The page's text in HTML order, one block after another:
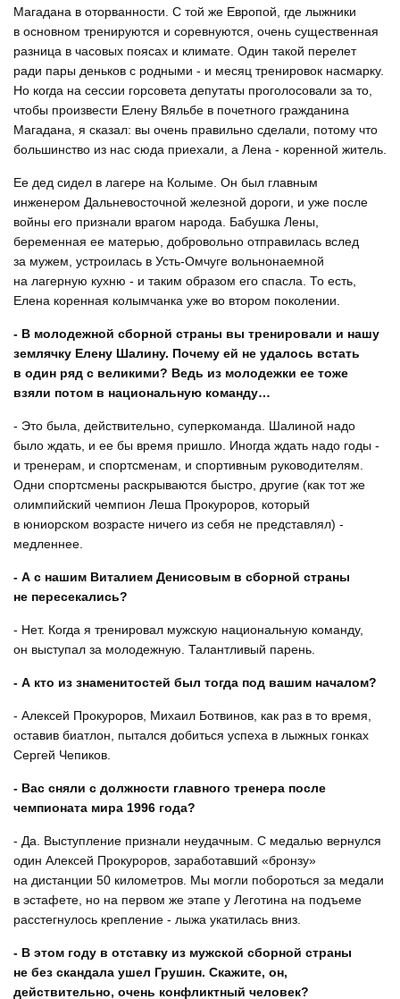
Магадана в оторванности. С той же Европой, где лыжники
в основном тренируются и соревнуются, очень существенная
разница в часовых поясах и климате. Один такой перелет
ради пары деньков с родными - и месяц тренировок насмарку.
Но когда на сессии горсовета депутаты проголосовали за то,
чтобы произвести Елену Вяльбе в почетного гражданина
Магадана, я сказал: вы очень правильно сделали, потому что
большинство из нас сюда приехали, а Лена - коренной житель.
Ее дед сидел в лагере на Колыме. Он был главным
инженером Дальневосточной железной дороги, и уже после
войны его признали врагом народа. Бабушка Лены,
беременная ее матерью, добровольно отправилась вслед
за мужем, устроилась в Усть-Омчуге вольнонаемной
на лагерную кухню - и таким образом его спасла. То есть,
Елена коренная колымчанка уже во втором поколении.
- В молодежной сборной страны вы тренировали и нашу
землячку Елену Шалину. Почему ей не удалось встать
в один ряд с великими? Ведь из молодежки ее тоже
взяли потом в национальную команду…
- Это была, действительно, суперкоманда. Шалиной надо
было ждать, и ее бы время пришло. Иногда ждать надо годы -
и тренерам, и спортсменам, и спортивным руководителям.
Одни спортсмены раскрываются быстро, другие (как тот же
олимпийский чемпион Леша Прокуроров, который
в юниорском возрасте ничего из себя не представлял) -
медленнее.
- А с нашим Виталием Денисовым в сборной страны
не пересекались?
- Нет. Когда я тренировал мужскую национальную команду,
он выступал за молодежную. Талантливый парень.
- А кто из знаменитостей был тогда под вашим началом?
- Алексей Прокуроров, Михаил Ботвинов, как раз в то время,
оставив биатлон, пытался добиться успеха в лыжных гонках
Сергей Чепиков.
- Вас сняли с должности главного тренера после
чемпионата мира 1996 года?
- Да. Выступление признали неудачным. С медалью вернулся
один Алексей Прокуроров, заработавший «бронзу»
на дистанции 50 километров. Мы могли побороться за медали
в эстафете, но на первом же этапе у Леготина на подъеме
расстегнулось крепление - лыжа укатилась вниз.
- В этом году в отставку из мужской сборной страны
не без скандала ушел Грушин. Скажите, он,
действительно, очень конфликтный человек?